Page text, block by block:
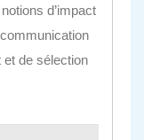
d’impact
et de sélection